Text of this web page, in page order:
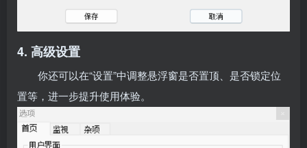
4. 高级设置
你还可以在“设置”中调整悬浮窗是否置顶、是否锁定位
置等，进一步提升使用体验。